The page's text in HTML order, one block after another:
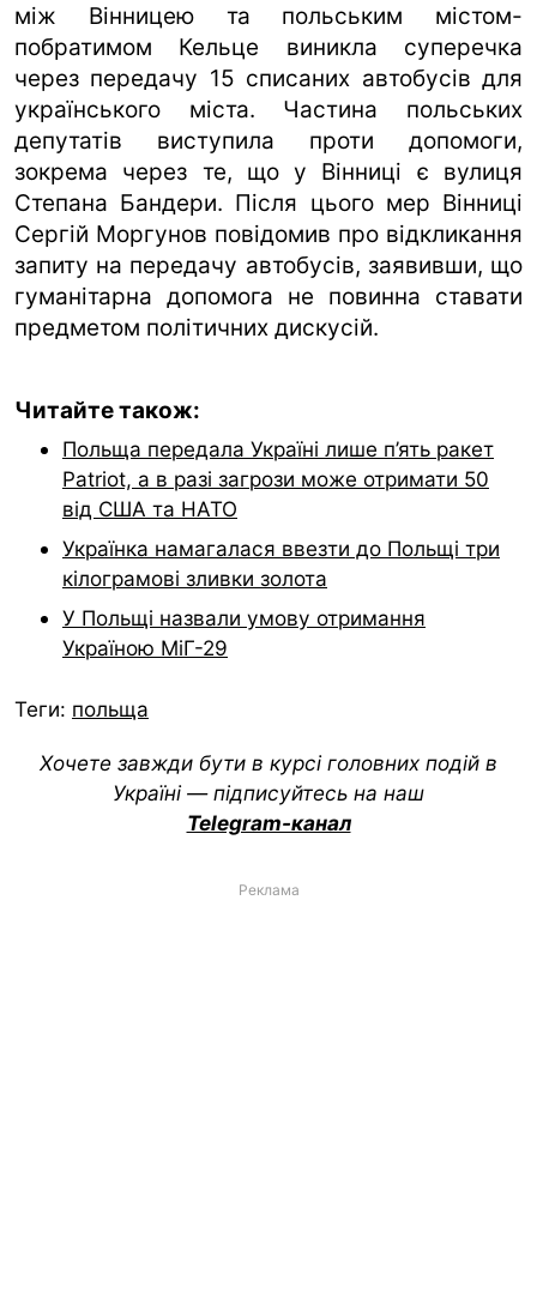
між Вінницею та польським містом-
побратимом Кельце виникла суперечка
через передачу 15 списаних автобусів для
українського міста. Частина польських
депутатів виступила проти допомоги,
зокрема через те, що у Вінниці є вулиця
Степана Бандери. Після цього мер Вінниці
Сергій Моргунов повідомив про відкликання
запиту на передачу автобусів, заявивши, що
гуманітарна допомога не повинна ставати
предметом політичних дискусій.
Читайте також:
Польща передала Україні лише п’ять ракет
Patriot, а в разі загрози може отримати 50
від США та НАТО
Українка намагалася ввезти до Польщі три
кілограмові зливки золота
У Польщі назвали умову отримання
Україною МіГ-29
Теги: польща
Хочете завжди бути в курсі головних подій в
Україні — підписуйтесь на наш
Telegram-канал
Реклама